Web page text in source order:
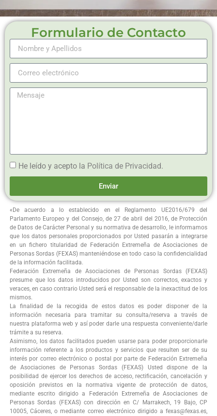
Formulario de Contacto
He leído y acepto la Política de Privacidad.
Enviar
«De acuerdo a lo establecido en el Reglamento UE2016/679 del
Parlamento Europeo y del Consejo, de 27 de abril del 2016, de Protección
de Datos de Carácter Personal y su normativa de desarrollo, le informamos
que los datos personales proporcionados por Usted pasarán a integrarse
en un fichero titularidad de Federación Extremeña de Asociaciones de
Personas Sordas (FEXAS) manteniéndose en todo caso la confidencialidad
de la información facilitada.
Federación Extremeña de Asociaciones de Personas Sordas (FEXAS)
presume que los datos introducidos por Usted son correctos, exactos y
veraces, en caso contrario Usted será el responsable de la inexactitud de los
mismos.
La finalidad de la recogida de estos datos es poder disponer de la
información necesaria para tramitar su consulta/reserva a través de
nuestra plataforma web y así poder darle una respuesta conveniente/darle
trámite a su reserva.
Asimismo, los datos facilitados pueden usarse para poder proporcionarle
información referente a los productos y servicios que resulten ser de su
interés por correo electrónico o postal por parte de Federación Extremeña
de Asociaciones de Personas Sordas (FEXAS) Usted dispone de la
posibilidad de ejercer los derechos de acceso, rectificación, cancelación y
oposición previstos en la normativa vigente de protección de datos,
mediante escrito dirigido a Federación Extremeña de Asociaciones de
Personas Sordas (FEXAS) con dirección en C/ Marrakech, 19 Bajo, CP
10005, Cáceres, o mediante correo electrónico dirigido a fexas@fexas.es,